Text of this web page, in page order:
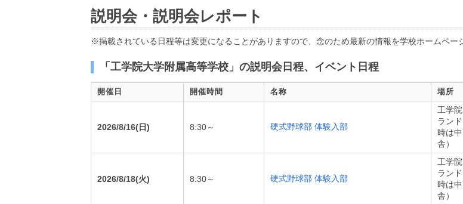
説明会・説明会レポート
※掲載されている日程等は変更になることがありますので、念のため最新の情報を学校ホームペー
「工学院大学附属高等学校」の説明会日程、イベント日程
開催日 開催時間 名称 場所
2026/8/16(日) 8:30～ 硬式野球部 体験入部
工学
ラン
時は
舎）
2026/8/18(火) 8:30～ 硬式野球部 体験入部
工学
ラン
時は
舎）